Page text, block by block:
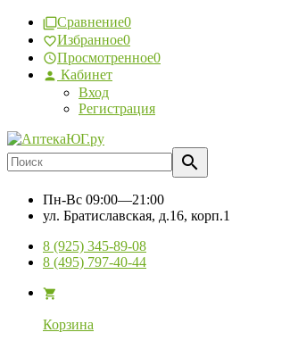
Сравнение0
Избранное0
Просмотренное0
Кабинет
Вход
Регистрация
Пн-Вс 09:00—21:00
ул. Братиславская, д.16, корп.1
8 (925) 345-89-08
8 (495) 797-40-44
Корзина